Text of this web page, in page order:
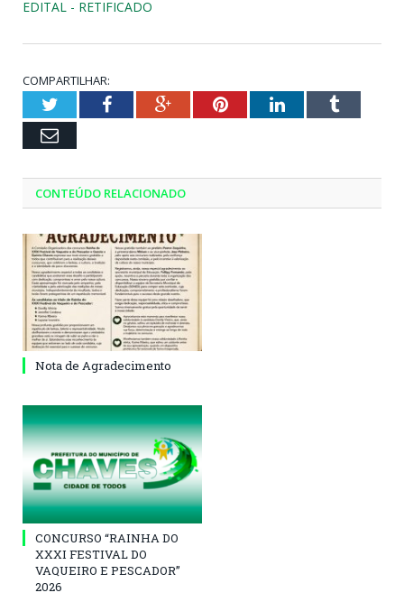
EDITAL - RETIFICADO
COMPARTILHAR:
TwitterFacebookGoogle+PinterestLinkedInTumblr
Email
CONTEÚDO RELACIONADO
Nota de Agradecimento
CONCURSO “RAINHA DO
XXXI FESTIVAL DO
VAQUEIRO E PESCADOR”
2026